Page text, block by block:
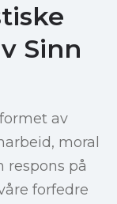
Sinn
av
moral
respons på
forfedre